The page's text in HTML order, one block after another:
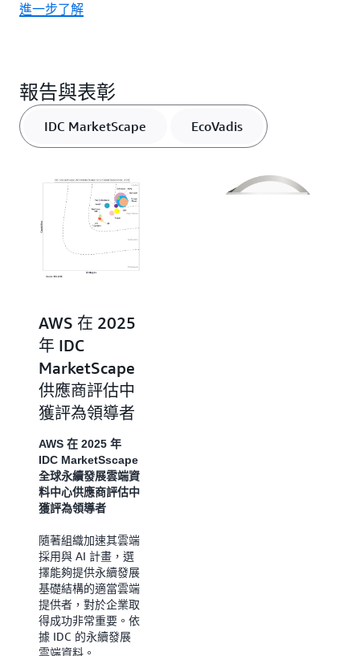
進一步了解
報告與表彰
IDC MarketScape EcoVadis
AWS 在 2025
年 IDC
MarketScape
供應商評估中
獲評為領導者
AWS 在 2025 年
IDC MarketSscape
全球永續發展雲端資
料中心供應商評估中
獲評為領導者
隨著組織加速其雲端
採用與 AI 計畫，選
擇能夠提供永續發展
基礎結構的適當雲端
提供者，對於企業取
得成功非常重要。依
據 IDC 的永續發展
雲端資料。